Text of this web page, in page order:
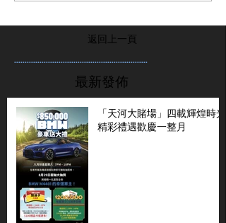
返回上一頁
...............................................................
最新發佈
「天河大賭場」四載輝煌時光
精彩禮遇歡慶一整月